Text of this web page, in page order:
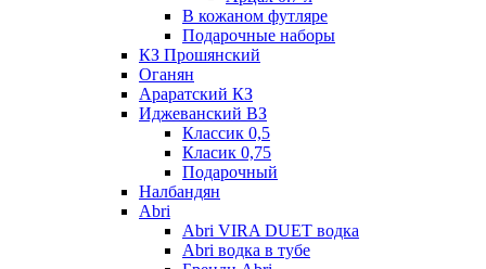
В кожаном футляре
Подарочные наборы
КЗ Прошянский
Оганян
Араратский КЗ
Иджеванский ВЗ
Классик 0,5
Класик 0,75
Подарочный
Налбандян
Abri
Abri VIRA DUET водка
Abri водка в тубе